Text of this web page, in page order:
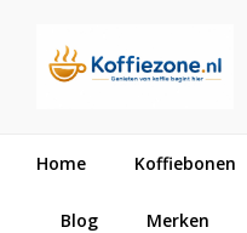
Home Koffiebonen
Blog Merken